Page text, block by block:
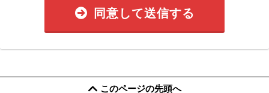
同意して送信する
このページの先頭へ